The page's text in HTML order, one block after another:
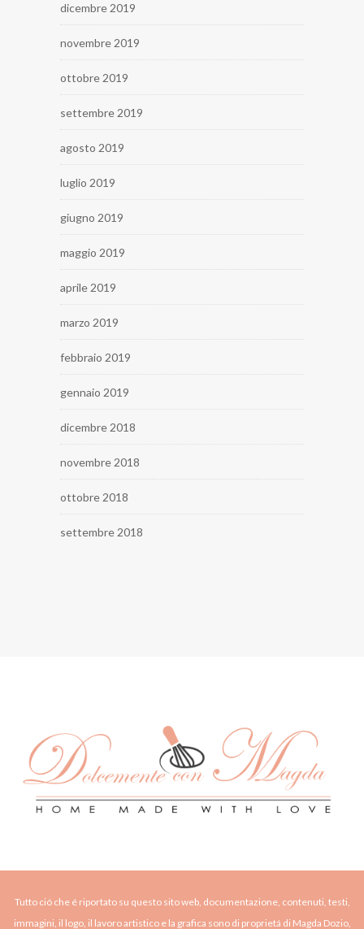
dicembre 2019
novembre 2019
ottobre 2019
settembre 2019
agosto 2019
luglio 2019
giugno 2019
maggio 2019
aprile 2019
marzo 2019
febbraio 2019
gennaio 2019
dicembre 2018
novembre 2018
ottobre 2018
settembre 2018
Tutto ció che é riportato su questo sito web, documentazione, contenuti, testi,
immagini, il logo, il lavoro artistico e la grafica sono di proprietá di Magda Dozio,